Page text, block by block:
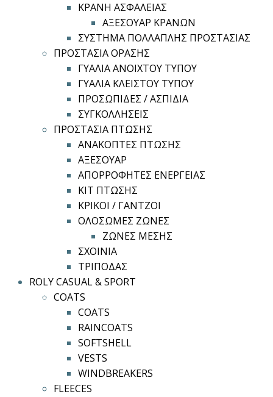
ΚΡΑΝΗ ΑΣΦΑΛΕΙΑΣ
ΑΞΕΣΟΥΑΡ ΚΡΑΝΩΝ
ΣΥΣΤΗΜΑ ΠΟΛΛΑΠΛΗΣ ΠΡΟΣΤΑΣΙΑΣ
ΠΡΟΣΤΑΣΙΑ ΟΡΑΣΗΣ
ΓΥΑΛΙΑ ΑΝΟΙΧΤΟΥ ΤΥΠΟΥ
ΓΥΑΛΙΑ ΚΛΕΙΣΤΟΥ ΤΥΠΟΥ
ΠΡΟΣΩΠΙΔΕΣ / ΑΣΠΙΔΙΑ
ΣΥΓΚΟΛΛΗΣΕΙΣ
ΠΡΟΣΤΑΣΙΑ ΠΤΩΣΗΣ
ΑΝΑΚΟΠΤΕΣ ΠΤΩΣΗΣ
ΑΞΕΣΟΥΑΡ
ΑΠΟΡΡΟΦΗΤΕΣ ΕΝΕΡΓΕΙΑΣ
ΚΙΤ ΠΤΩΣΗΣ
ΚΡΙΚΟΙ / ΓΑΝΤΖΟΙ
ΟΛΟΣΩΜΕΣ ΖΩΝΕΣ
ΖΩΝΕΣ ΜΕΣΗΣ
ΣΧΟΙΝΙΑ
ΤΡΙΠΟΔΑΣ
ROLY CASUAL & SPORT
COATS
COATS
RAINCOATS
SOFTSHELL
VESTS
WINDBREAKERS
FLEECES